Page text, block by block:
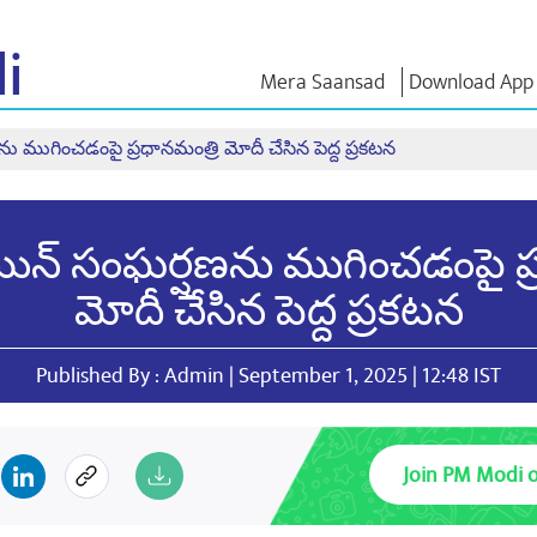
Mera Saansad Download App
పరిపాలన
పరిపాలనా
ప్రపంచ గుర్తింపు
ఇన్ఫోగ్రాఫిక్స్
ఇన్సైట్స్
కేటగిరీలు
NaMo Merchandise
Motherhood
అంతర్జాతీయం
Kashi Vikas Yatra
వ్యాఖ్యలు
ఉపన్యాసాల
మూలపాఠం
బ్లాగ్
ముగించడంపై ప్రధానమంత్రి మోదీ చేసిన పెద్ద ప్రకటన
సంఘర్షణను ముగించడంపై
మోదీ చేసిన పెద్ద ప్రకటన
Published By : Admin | September 1, 2025 | 12:48 IST
Join PM Modi